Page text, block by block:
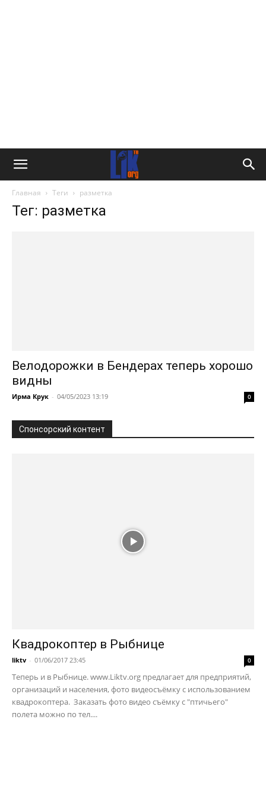
Главная Теги разметка
Тег: разметка
Велодорожки в Бендерах теперь хорошо
видны
Ирма Крук - 04/05/2023 13:19 0
Спонсорский контент
Квадрокоптер в Рыбнице
liktv - 01/06/2017 23:45 0
Теперь и в Рыбнице. www.Liktv.org предлагает для предприятий,
организаций и населения, фото видеосъёмку с использованием
квадрокоптера. Заказать фото видео съёмку с "птичьего"
полета можно по тел....